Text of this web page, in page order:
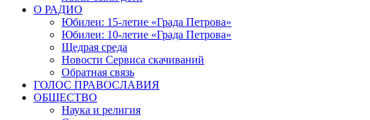
О РАДИО
Юбилеи: 15-летие «Града Петрова»
Юбилеи: 10-летие «Града Петрова»
Щедрая среда
Новости Сервиса скачиваний
Обратная связь
ГОЛОС ПРАВОСЛАВИЯ
ОБЩЕСТВО
Наука и религия